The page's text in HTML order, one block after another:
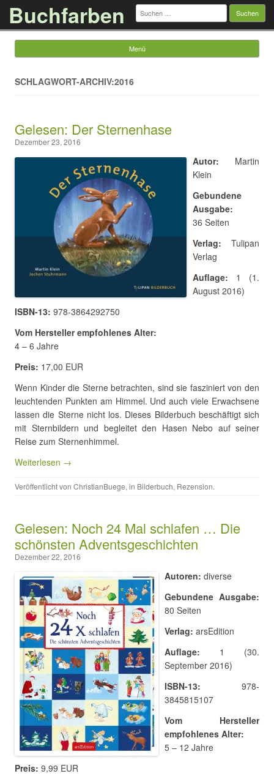
Buchfarben Suchen
nach:
Menü
SCHLAGWORT-ARCHIV:2016
Gelesen: Der Sternenhase
Dezember 23, 2016
Autor: Martin
Klein
Gebundene
Ausgabe:
36 Seiten
Verlag: Tulipan
Verlag
Auflage: 1 (1.
August 2016)
ISBN-13: 978-3864292750
Vom Hersteller empfohlenes Alter:
4 – 6 Jahre
Preis: 17,00 EUR
Wenn Kinder die Sterne betrachten, sind sie fasziniert von den
leuchtenden Punkten am Himmel. Und auch viele Erwachsene
lassen die Sterne nicht los. Dieses Bilderbuch beschäftigt sich
mit Sternbildern und begleitet den Hasen Nebo auf seiner
Reise zum Sternenhimmel.
Weiterlesen →
Veröffentlicht von ChristianBuege, in Bilderbuch, Rezension.
Gelesen: Noch 24 Mal schlafen … Die
schönsten Adventsgeschichten
Dezember 22, 2016
Autoren: diverse
Gebundene Ausgabe:
80 Seiten
Verlag: arsEdition
Auflage: 1 (30.
September 2016)
ISBN-13: 978-
3845815107
Vom Hersteller
empfohlenes Alter:
5 – 12 Jahre
Preis: 9,99 EUR